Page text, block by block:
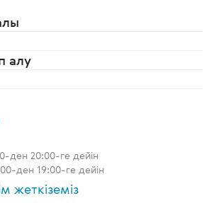
алу
ден 20:00-ге дейін
ден 19:00-ге дейін
жеткіземіз